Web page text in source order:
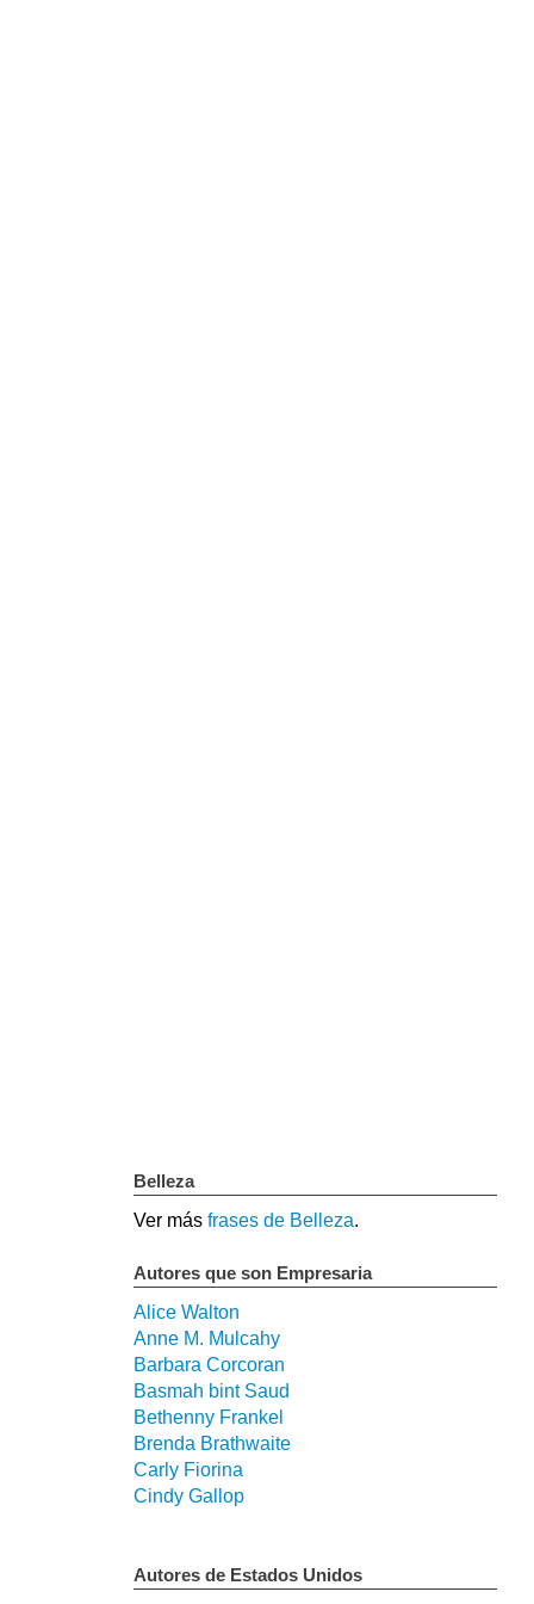
Belleza
Ver más frases de Belleza.
Autores que son Empresaria
Alice Walton
Anne M. Mulcahy
Barbara Corcoran
Basmah bint Saud
Bethenny Frankel
Brenda Brathwaite
Carly Fiorina
Cindy Gallop
Autores de Estados Unidos